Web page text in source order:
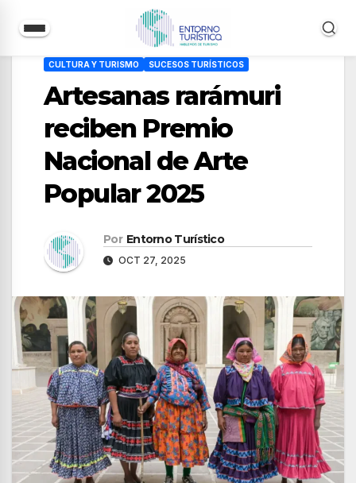
contenido
CULTURA Y TURISMO SUCESOS TURÍSTICOS
Artesanas rarámuri
reciben Premio
Nacional de Arte
Popular 2025
Por Entorno Turístico
OCT 27, 2025